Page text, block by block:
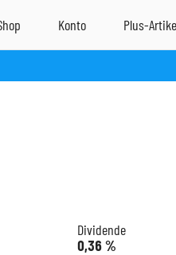
Dividende
0,36 %